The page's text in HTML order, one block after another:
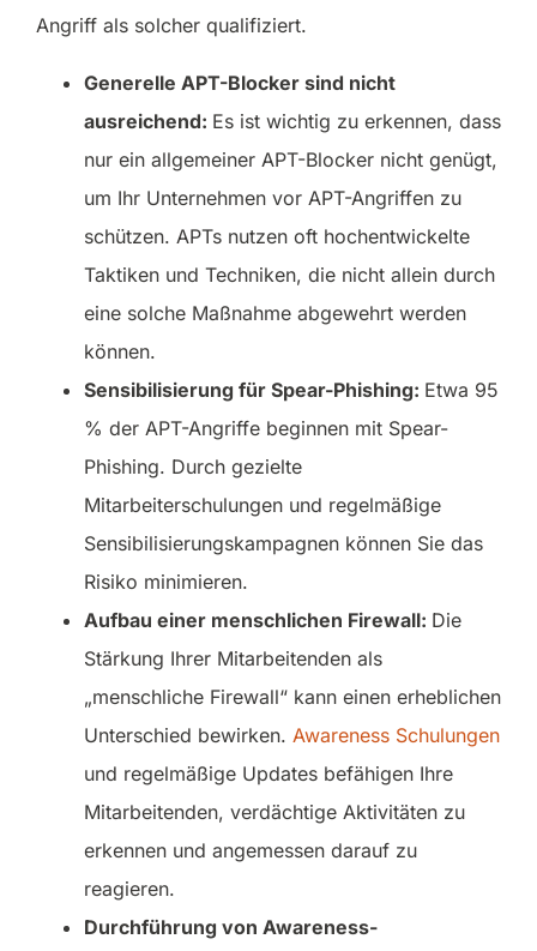
Angriff als solcher qualifiziert.
Generelle APT-Blocker sind nicht
ausreichend: Es ist wichtig zu erkennen, dass
nur ein allgemeiner APT-Blocker nicht genügt,
um Ihr Unternehmen vor APT-Angriffen zu
schützen. APTs nutzen oft hochentwickelte
Taktiken und Techniken, die nicht allein durch
eine solche Maßnahme abgewehrt werden
können.
Sensibilisierung für Spear-Phishing: Etwa 95
% der APT-Angriffe beginnen mit Spear-
Phishing. Durch gezielte
Mitarbeiterschulungen und regelmäßige
Sensibilisierungskampagnen können Sie das
Risiko minimieren.
Aufbau einer menschlichen Firewall: Die
Stärkung Ihrer Mitarbeitenden als
„menschliche Firewall“ kann einen erheblichen
Unterschied bewirken. Awareness Schulungen
und regelmäßige Updates befähigen Ihre
Mitarbeitenden, verdächtige Aktivitäten zu
erkennen und angemessen darauf zu
reagieren.
Durchführung von Awareness-